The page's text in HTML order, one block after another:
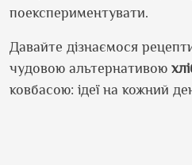
поекспериментувати.
Давайте дізнаємося
чудовою альтернативою
ковбасою: ідеї на кожний